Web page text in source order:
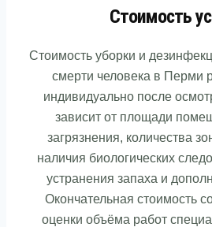
Стоимость
Стоимость уборки и
смерти человека в Перми
индивидуально после
зависит от площади
загрязнения, количества
наличия биологических
устранения запаха и
Окончательная стоимость
оценки объёма работ